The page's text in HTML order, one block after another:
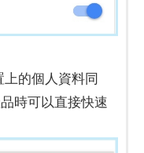
的個人資料同
時可以直接快速